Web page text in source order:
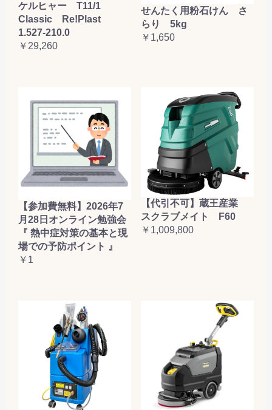
ケルヒャー T11/1
Classic Re!Plast
1.527-210.0
￥29,260
せんたく用粉石けん さ
らり 5kg
￥1,650
【参加費無料】2026年7
月28日オンライン勉強会
『 熱中症対策の基本と現
場での予防ポイント 』
￥1
【代引不可】蔵王産業
スクラブメイト F60
￥1,009,800